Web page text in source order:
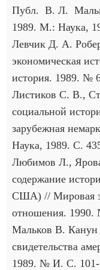
Публ. В. Л.
1989. М.: Наука,
Левчик Д. А.
экономическая
история. 1989. №
Листиков С. В.,
социальной
зарубежная
Наука, 1989. С.
Любимов Л.,
содержание
США) // Мировая
отношения.
Мальков В. Канун
свидетельства
1989. № И. С. 101-